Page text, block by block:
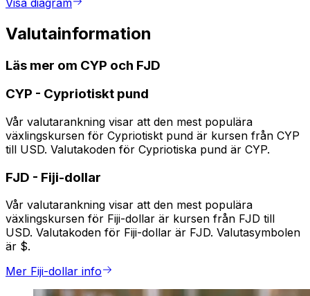
Valutainformation
Läs mer om CYP och FJD
CYP - Cypriotiskt pund
Vår valutarankning visar att den mest populära
växlingskursen för Cypriotiskt pund är kursen från CYP
till USD. Valutakoden för Cypriotiska pund är CYP.
FJD - Fiji-dollar
Vår valutarankning visar att den mest populära
växlingskursen för Fiji-dollar är kursen från FJD till
USD. Valutakoden för Fiji-dollar är FJD. Valutasymbolen
är $.
Mer Fiji-dollar info